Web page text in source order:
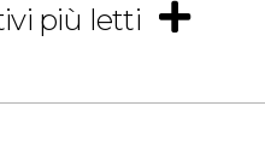
più letti